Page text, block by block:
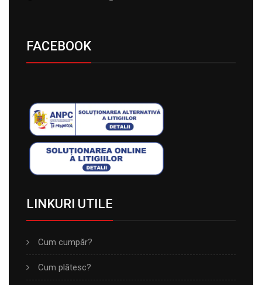
FACEBOOK
LINKURI UTILE
Cum cumpăr?
Cum plătesc?